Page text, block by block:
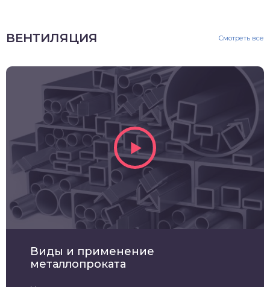
ВЕНТИЛЯЦИЯ Смотреть все
Виды и применение
металлопроката